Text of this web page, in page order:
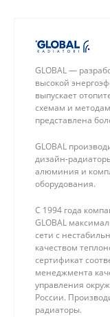
GLOBAL —
высокой
выпускает
схемам и
представлена
GLOBAL
дизайн-
алюминия и
оборудования.
С 1994 года
GLOBAL
сети с
качеством
сертификат
менеджмента
управления
России.
радиаторы.